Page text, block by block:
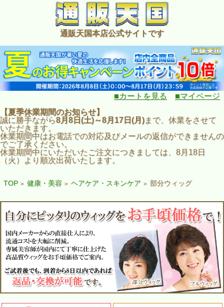
通販天国本店公式サイトです
■カートを見る
■マイページ
【夏季休業期間のお知らせ】
誠に勝手ながら8月8日(土)～8月17日(月)まで、休業をさせて
いただきます。
休業期間中はお電話での対応及びメールの返信ができませんの
でご了承ください。
休業期間中にいただいたご注文につきましては、8月18日
（火）より順次出荷いたします。
TOP > 健康・美容 > ヘアケア・スキンケア > 部分ウィッグ